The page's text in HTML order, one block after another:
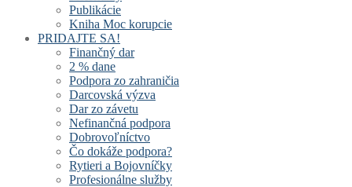
Publikácie
Kniha Moc korupcie
PRIDAJTE SA!
Finančný dar
2 % dane
Podpora zo zahraničia
Darcovská výzva
Dar zo závetu
Nefinančná podpora
Dobrovoľníctvo
Čo dokáže podpora?
Rytieri a Bojovníčky
Profesionálne služby